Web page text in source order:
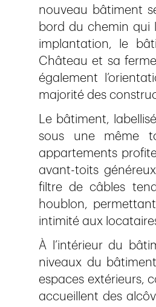
nouveau bâtiment
bord du chemin qui
implantation, le
Château et sa
également
majorité des
Le bâtiment,
sous une même
appartements
avant-toits
filtre de câbles
houblon,
intimité aux
À l’intérieur du
niveaux du
espaces extérieurs,
accueillent des